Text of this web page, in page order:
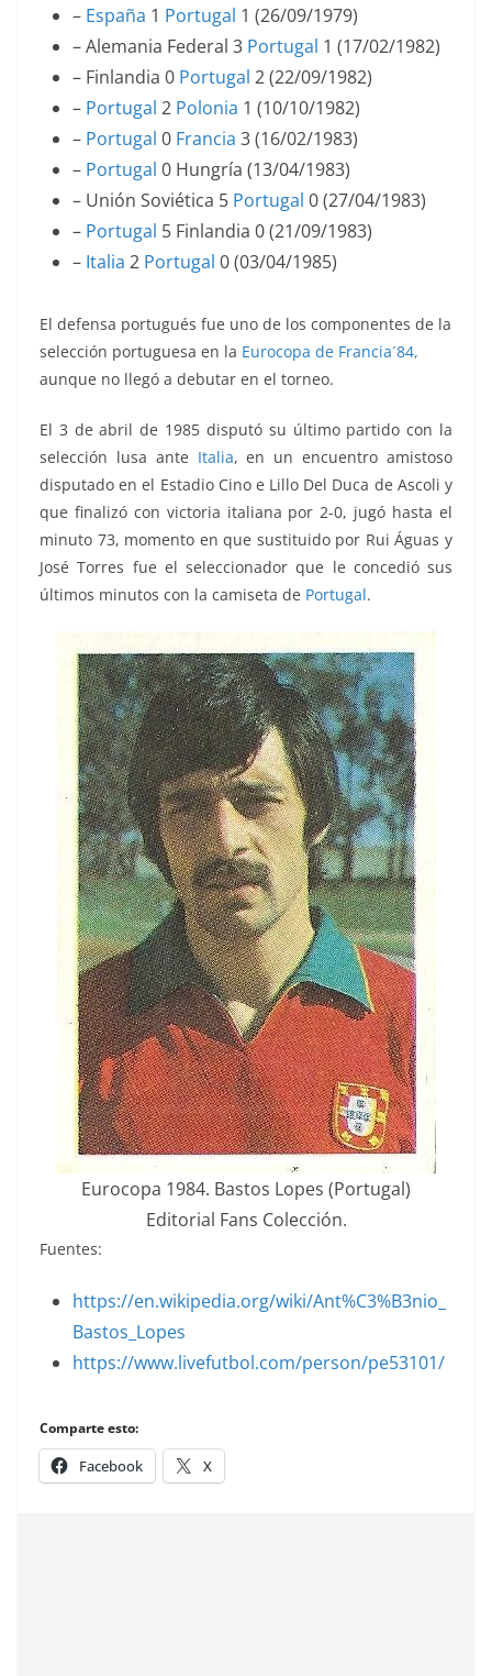
– España 1 Portugal 1 (26/09/1979)
–Alemania Federal 3 Portugal 1 (17/02/1982)
– Finlandia 0 Portugal 2 (22/09/1982)
– Portugal 2 Polonia 1 (10/10/1982)
– Portugal 0 Francia 3 (16/02/1983)
– Portugal 0 Hungría (13/04/1983)
– Unión Soviética 5 Portugal 0 (27/04/1983)
– Portugal 5 Finlandia 0 (21/09/1983)
– Italia 2 Portugal 0 (03/04/1985)
El defensa portugués fue uno de los componentes de la
selección portuguesa en la Eurocopa de Francia´84,
aunque no llegó a debutar en el torneo.
El 3 de abril de 1985 disputó su último partido con la
selección lusa ante Italia, en un encuentro amistoso
disputado en el Estadio Cino e Lillo Del Duca de Ascoli y
que finalizó con victoria italiana por 2-0, jugó hasta el
minuto 73, momento en que sustituido por Rui Águas y
José Torres fue el seleccionador que le concedió sus
últimos minutos con la camiseta de Portugal.
Eurocopa 1984. Bastos Lopes (Portugal)
Editorial Fans Colección.
Fuentes:
https://en.wikipedia.org/wiki/Ant%C3%B3nio_
Bastos_Lopes
https://www.livefutbol.com/person/pe53101/
Comparte esto:
Facebook X